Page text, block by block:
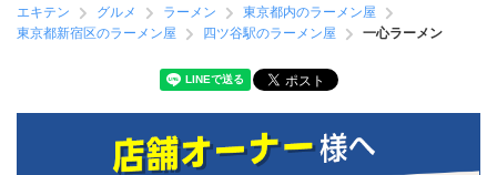
エキテン
グルメ ラーメン
東京都内のラーメン屋
東京都新宿区のラーメン屋
四ツ谷駅のラーメン屋 一心ラーメン